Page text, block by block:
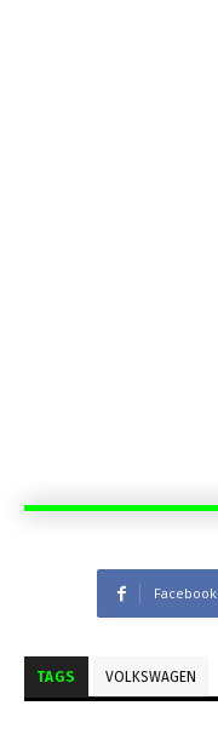
Facebook
TAGS VOLKSWAGEN